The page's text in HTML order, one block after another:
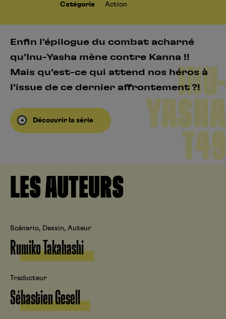
Catégorie Action
Enfin l’épilogue du combat acharné
qu’Inu-Yasha mène contre Kanna !!
Mais qu’est-ce qui attend nos héros à
l’issue de ce dernier affrontement ?!
Découvrir la série
INU-
YASHA
T49
LES AUTEURS
Scénario, Dessin, Auteur
Rumiko Takahashi
Traducteur
Sébastien Gesell